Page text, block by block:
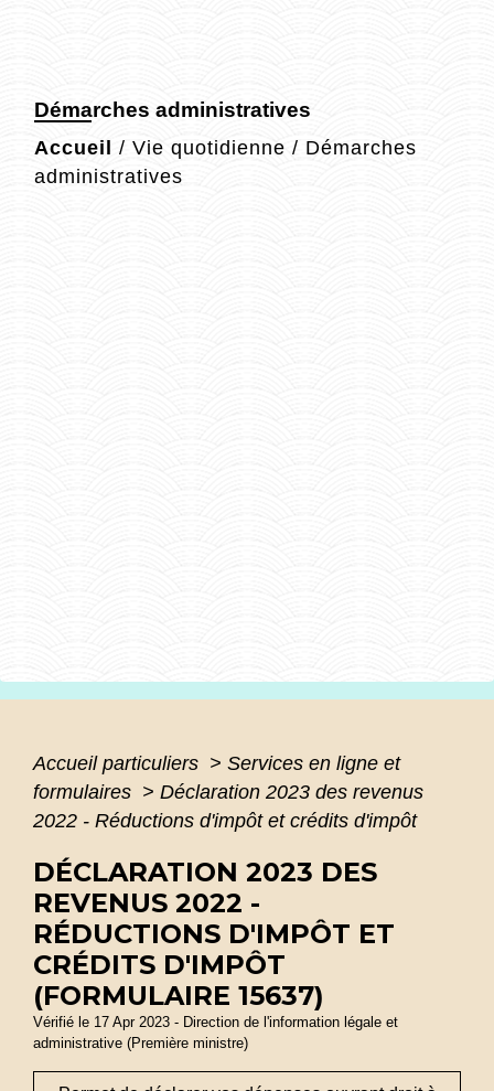
Démarches administratives
Accueil / Vie quotidienne / Démarches
administratives
Accueil particuliers > Services en ligne et
formulaires > Déclaration 2023 des revenus
2022 - Réductions d'impôt et crédits d'impôt
DÉCLARATION 2023 DES
REVENUS 2022 -
RÉDUCTIONS D'IMPÔT ET
CRÉDITS D'IMPÔT
(FORMULAIRE 15637)
Vérifié le 17 Apr 2023 - Direction de l'information légale et
administrative (Première ministre)